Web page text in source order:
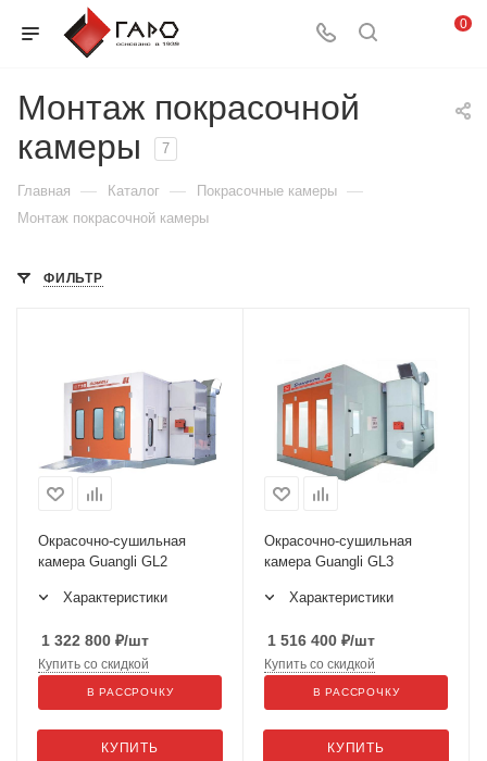
0
Монтаж покрасочной
камеры
7
Главная — Каталог — Покрасочные камеры —
Монтаж покрасочной камеры
ФИЛЬТР
Окрасочно-сушильная
камера Guangli GL2
Характеристики
1 322 800 ₽/шт
КУПИТЬ
Купить со скидкой
В РАССРОЧКУ
Окрасочно-сушильная
камера Guangli GL3
Характеристики
1 516 400 ₽/шт
КУПИТЬ
Купить со скидкой
В РАССРОЧКУ